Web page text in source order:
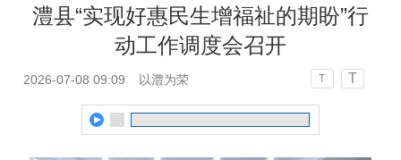
澧县“实现好惠民生增福祉的期盼”行
动工作调度会召开
2026-07-08 09:09 以澧为荣 T T